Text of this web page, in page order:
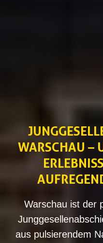
WARSCHAU –
Warschau ist der
aus pulsierendem